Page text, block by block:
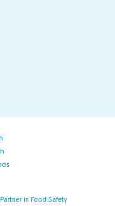
in Food Safety